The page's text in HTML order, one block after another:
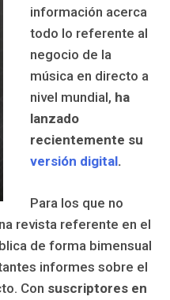
información acerca
todo lo referente al
negocio de la
música en directo a
nivel mundial, ha
lanzado
recientemente su
versión digital.
Para los que no
revista referente en el
de forma bimensual
informes sobre el
Con suscriptores en